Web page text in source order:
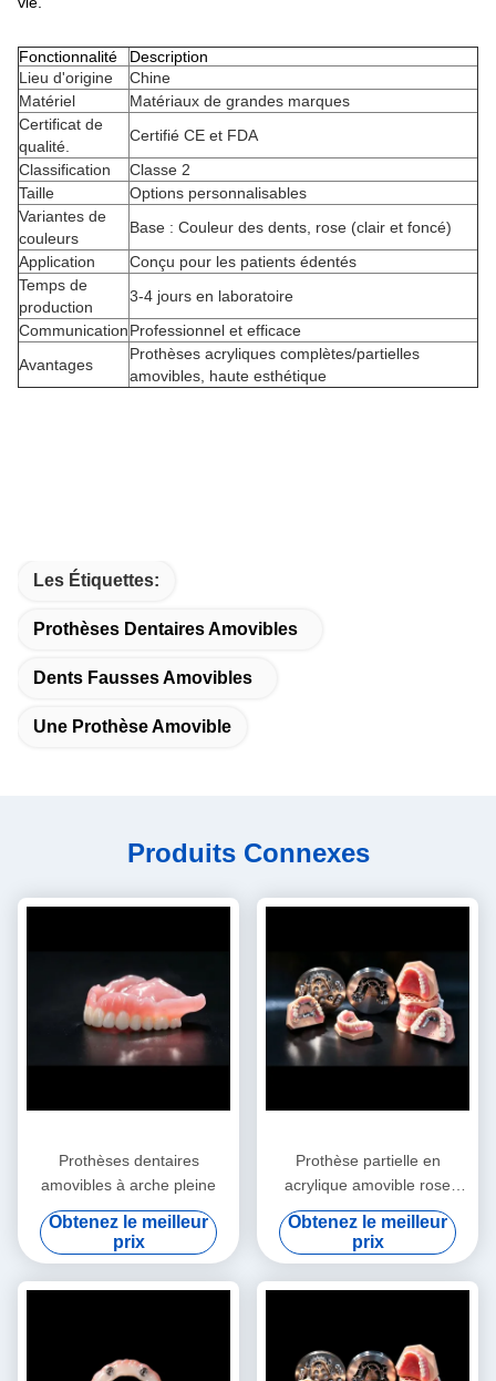
Fonctionnalité
Description
Lieu d'origine
Chine
Matériel
Matériaux de grandes marques
Certificat de
qualité.
Certifié CE et FDA
Classification
Classe 2
Taille
Options personnalisables
Variantes de
couleurs
Base : Couleur des dents, rose (clair et foncé)
Application
Conçu pour les patients édentés
Temps de
production
3-4 jours en laboratoire
CommunicationProfessionnel et efficace
Avantages
Prothèses acryliques complètes/partielles
amovibles, haute esthétique
Les Étiquettes:
Prothèses Dentaires Amovibles
Dents Fausses Amovibles
Une Prothèse Amovible
Produits Connexes
Prothèses dentaires
amovibles à arche pleine
Obtenez le meilleur
prix
Prothèse partielle en
acrylique amovible rose
Prothèse partielle en
acrylique temporaire
Obtenez le meilleur
prix